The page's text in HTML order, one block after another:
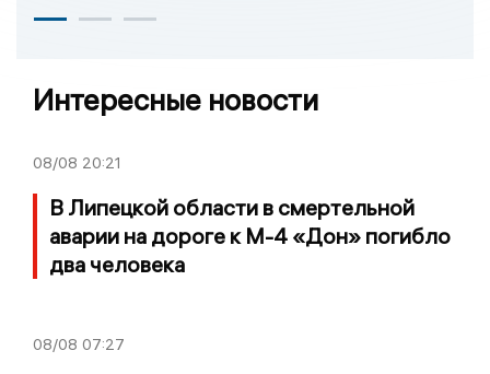
Интересные новости
08/08 20:21
В Липецкой области в смертельной
аварии на дороге к М-4 «Дон» погибло
два человека
08/08 07:27